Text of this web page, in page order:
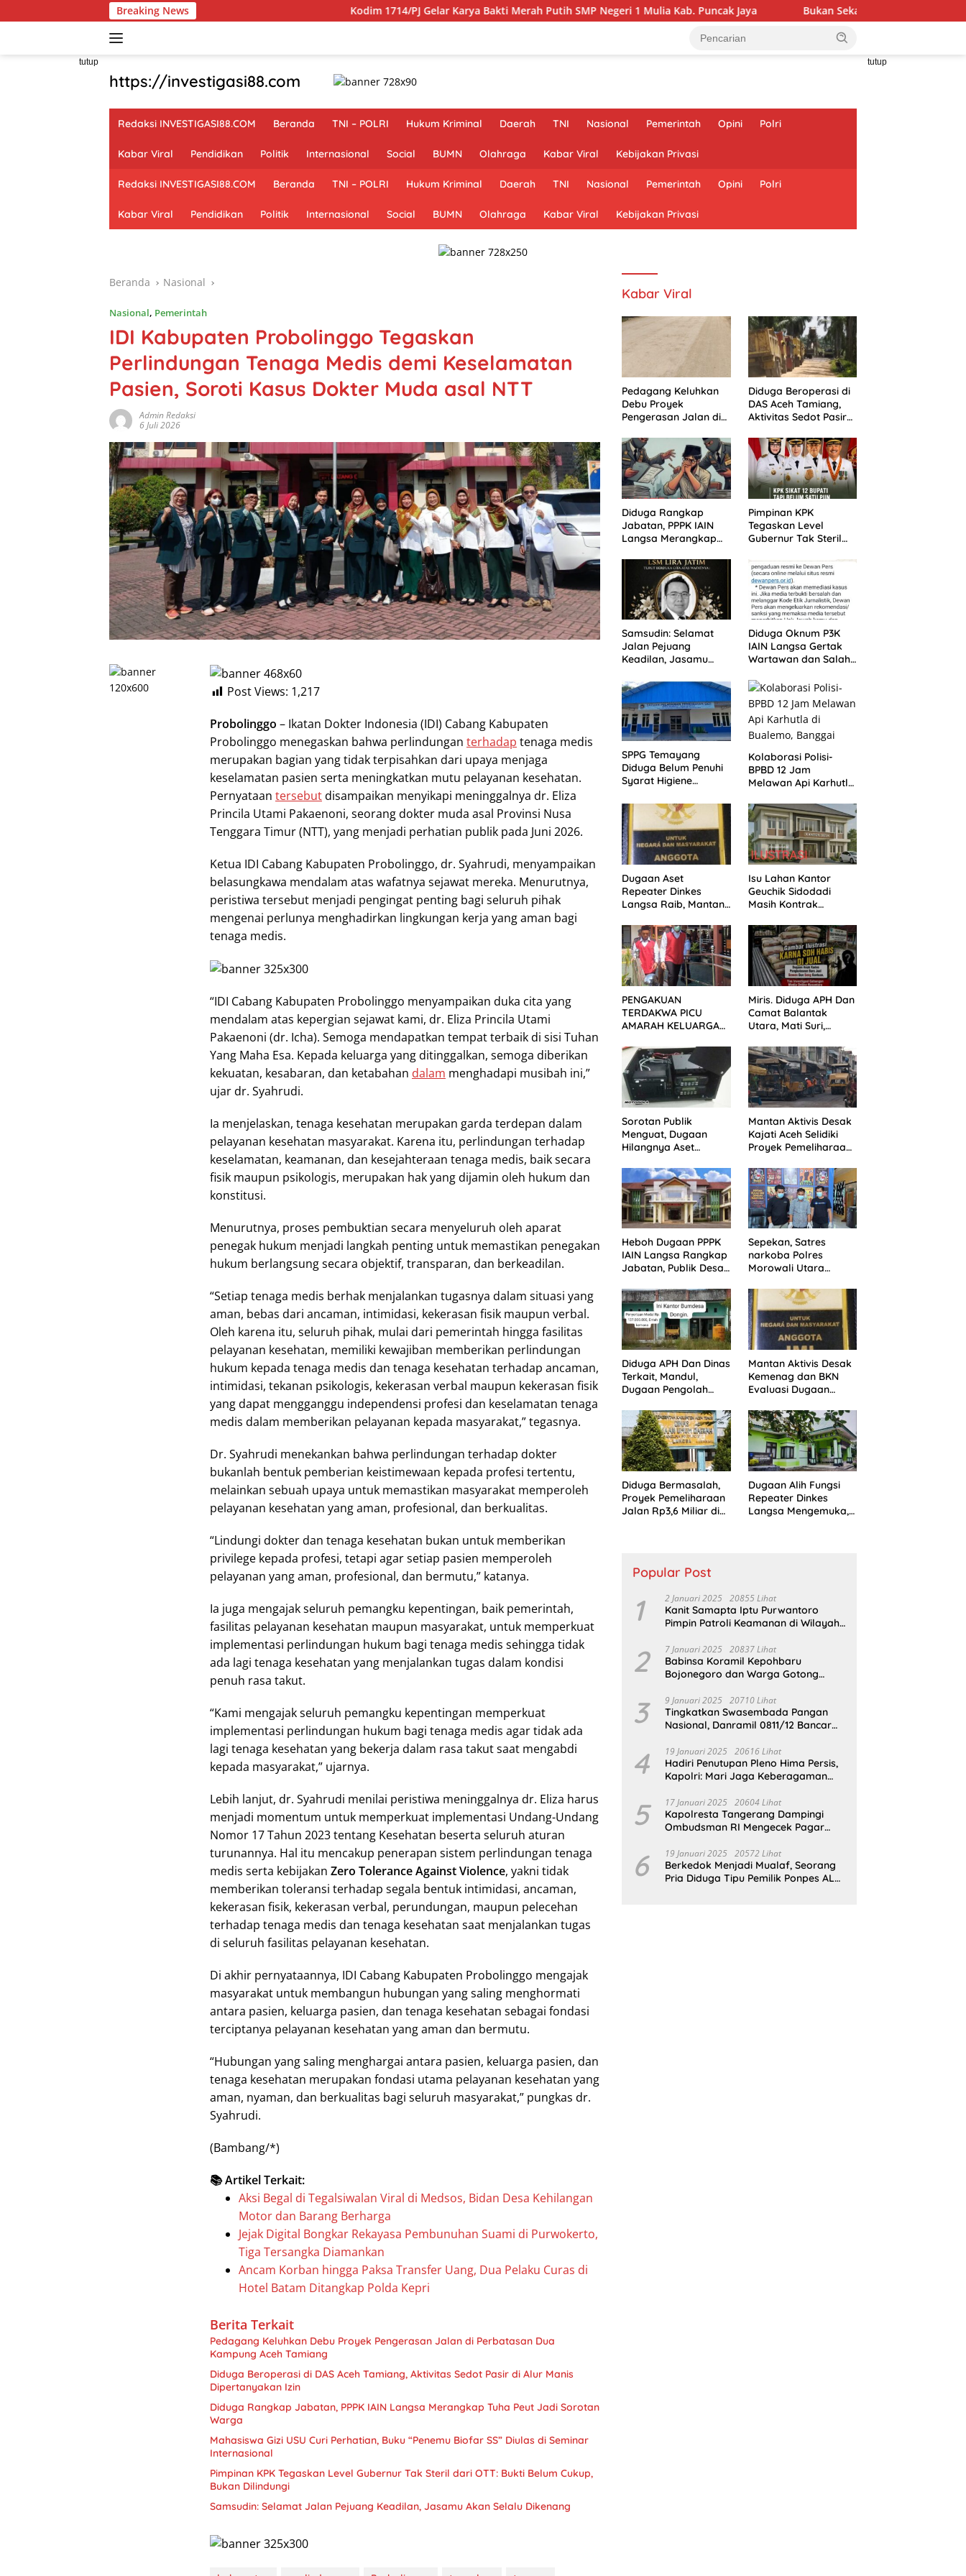
ke
Breaking News Kodim 1714/PJ Gelar Karya Bakti Merah Putih SMP Negeri 1 Mulia Kab. Puncak Jaya Bukan Sekadar Membangun Desa, Satgas TMMD
tutup tutup
https://investigasi88.com
Redaksi INVESTIGASI88.COM Beranda TNI – POLRI Hukum Kriminal Daerah TNI Nasional Pemerintah Opini Polri
Kabar Viral Pendidikan Politik Internasional Social BUMN Olahraga Kabar Viral Kebijakan Privasi
Redaksi INVESTIGASI88.COM Beranda TNI – POLRI Hukum Kriminal Daerah TNI Nasional Pemerintah Opini Polri
Kabar Viral Pendidikan Politik Internasional Social BUMN Olahraga Kabar Viral Kebijakan Privasi
Beranda Nasional
Nasional, Pemerintah
IDI Kabupaten Probolinggo Tegaskan
Perlindungan Tenaga Medis demi Keselamatan
Pasien, Soroti Kasus Dokter Muda asal NTT
Admin Redaksi
6 Juli 2026
Post Views: 1,217
Probolinggo – Ikatan Dokter Indonesia (IDI) Cabang Kabupaten
Probolinggo menegaskan bahwa perlindungan terhadap tenaga medis
merupakan bagian yang tidak terpisahkan dari upaya menjaga
keselamatan pasien serta meningkatkan mutu pelayanan kesehatan.
Pernyataan tersebutdisampaikan menyikapi meninggalnya dr. Eliza
Princila Utami Pakaenoni, seorang dokter muda asal Provinsi Nusa
Tenggara Timur (NTT), yang menjadi perhatian publik pada Juni 2026.
Ketua IDI Cabang Kabupaten Probolinggo, dr. Syahrudi, menyampaikan
belasungkawa mendalam atas wafatnya sejawat mereka. Menurutnya,
peristiwa tersebut menjadi pengingat penting bagi seluruh pihak
mengenai perlunya menghadirkan lingkungan kerja yang aman bagi
tenaga medis.
“IDI Cabang Kabupaten Probolinggo menyampaikan duka cita yang
mendalam atas kepergian sejawat kami, dr. Eliza Princila Utami
Pakaenoni (dr. Icha). Semoga mendapatkan tempat terbaik di sisi Tuhan
Yang Maha Esa. Kepada keluarga yang ditinggalkan, semoga diberikan
kekuatan, kesabaran, dan ketabahan dalam menghadapi musibah ini,”
ujar dr. Syahrudi.
Ia menjelaskan, tenaga kesehatan merupakan garda terdepan dalam
pelayanan kesehatan masyarakat. Karena itu, perlindungan terhadap
keselamatan, keamanan, dan kesejahteraan tenaga medis, baik secara
fisik maupun psikologis, merupakan hak yang dijamin oleh hukum dan
konstitusi.
Menurutnya, proses pembuktian secara menyeluruh oleh aparat
penegak hukum menjadi langkah penting untuk memastikan penegakan
hukum berlangsung secara objektif, transparan, dan berkeadilan.
“Setiap tenaga medis berhak menjalankan tugasnya dalam situasi yang
aman, bebas dari ancaman, intimidasi, kekerasan fisik maupun verbal.
Oleh karena itu, seluruh pihak, mulai dari pemerintah hingga fasilitas
pelayanan kesehatan, memiliki kewajiban memberikan perlindungan
hukum kepada tenaga medis dan tenaga kesehatan terhadap ancaman,
intimidasi, tekanan psikologis, kekerasan verbal maupun kekerasan fisik
yang dapat mengganggu independensi profesi dan keselamatan tenaga
medis dalam memberikan pelayanan kepada masyarakat,” tegasnya.
Dr. Syahrudi menekankan bahwa perlindungan terhadap dokter
bukanlah bentuk pemberian keistimewaan kepada profesi tertentu,
melainkan sebuah upaya untuk memastikan masyarakat memperoleh
pelayanan kesehatan yang aman, profesional, dan berkualitas.
“Lindungi dokter dan tenaga kesehatan bukan untuk memberikan
privilege kepada profesi, tetapi agar setiap pasien memperoleh
pelayanan yang aman, profesional, dan bermutu,” katanya.
Ia juga mengajak seluruh pemangku kepentingan, baik pemerintah,
fasilitas pelayanan kesehatan maupun masyarakat, untuk memperkuat
implementasi perlindungan hukum bagi tenaga medis sehingga tidak
ada lagi tenaga kesehatan yang menjalankan tugas dalam kondisi
penuh rasa takut.
“Kami mengajak seluruh pemangku kepentingan memperkuat
implementasi perlindungan hukum bagi tenaga medis agar tidak ada
lagi tenaga kesehatan yang bekerja dalam rasa takut saat mengabdi
kepada masyarakat,” ujarnya.
Lebih lanjut, dr. Syahrudi menilai peristiwa meninggalnya dr. Eliza harus
menjadi momentum untuk memperkuat implementasi Undang-Undang
Nomor 17 Tahun 2023 tentang Kesehatan beserta seluruh aturan
turunannya. Hal itu mencakup penerapan sistem perlindungan tenaga
medis serta kebijakan Zero Tolerance Against Violence, yakni tidak
memberikan toleransi terhadap segala bentuk intimidasi, ancaman,
kekerasan fisik, kekerasan verbal, perundungan, maupun pelecehan
terhadap tenaga medis dan tenaga kesehatan saat menjalankan tugas
di seluruh fasilitas pelayanan kesehatan.
Di akhir pernyataannya, IDI Cabang Kabupaten Probolinggo mengajak
masyarakat untuk membangun hubungan yang saling menghormati
antara pasien, keluarga pasien, dan tenaga kesehatan sebagai fondasi
terciptanya pelayanan kesehatan yang aman dan bermutu.
“Hubungan yang saling menghargai antara pasien, keluarga pasien, dan
tenaga kesehatan merupakan fondasi utama pelayanan kesehatan yang
aman, nyaman, dan berkualitas bagi seluruh masyarakat,” pungkas dr.
Syahrudi.
(Bambang/*)
📚 Artikel Terkait:
Aksi Begal di Tegalsiwalan Viral di Medsos, Bidan Desa Kehilangan
Motor dan Barang Berharga
Jejak Digital Bongkar Rekayasa Pembunuhan Suami di Purwokerto,
Tiga Tersangka Diamankan
Ancam Korban hingga Paksa Transfer Uang, Dua Pelaku Curas di
Hotel Batam Ditangkap Polda Kepri
Berita Terkait
Pedagang Keluhkan Debu Proyek Pengerasan Jalan di Perbatasan Dua
Kampung Aceh Tamiang
Diduga Beroperasi di DAS Aceh Tamiang, Aktivitas Sedot Pasir di Alur Manis
Dipertanyakan Izin
Diduga Rangkap Jabatan, PPPK IAIN Langsa Merangkap Tuha Peut Jadi Sorotan
Warga
Mahasiswa Gizi USU Curi Perhatian, Buku “Penemu Biofar SS” Diulas di Seminar
Internasional
Pimpinan KPK Tegaskan Level Gubernur Tak Steril dari OTT: Bukti Belum Cukup,
Bukan Dilindungi
Samsudin: Selamat Jalan Pejuang Keadilan, Jasamu Akan Selalu Dikenang
Kabar Viral
Pedagang Keluhkan
Debu Proyek
Pengerasan Jalan di
Kampung Aceh
Tamiang
Diduga Beroperasi di
DAS Aceh Tamiang,
Aktivitas Sedot Pasir
Dipertanyakan Izin
Diduga Rangkap
Jabatan, PPPK IAIN
Langsa Merangkap
Sorotan Warga
Pimpinan KPK
Tegaskan Level
Gubernur Tak Steril
Cukup, Bukan
Dilindungi
Samsudin: Selamat
Jalan Pejuang
Keadilan, Jasamu
Diduga Oknum P3K
IAIN Langsa Gertak
Wartawan dan Salah
Klarifikasi ke Media
SPPG Temayang
Diduga Belum Penuhi
Syarat Higiene
Publik
Kolaborasi Polisi-
BPBD 12 Jam
Melawan Api Karhutla
Dugaan Aset
Repeater Dinkes
Langsa Raib, Mantan
Penegak Hukum
Bergerak
Isu Lahan Kantor
Geuchik Sidodadi
Masih Kontrak
Penjelasan Perangkat
Desa
PENGAKUAN
TERDAKWA PICU
AMARAH KELUARGA
PECAH SETELAH
SIDANG TUNTUTAN
DITUNDA
Miris. Diduga APH Dan
Camat Balantak
Utara, Mati Suri,
Jual Bantuan Negara,
Belum Ada Tindakan
Tegas. ​
Sorotan Publik
Menguat, Dugaan
Hilangnya Aset
Langsa Belum
Terjawab
Mantan Aktivis Desak
Kajati Aceh Selidiki
Proyek Pemeliharaan
Langsa
Heboh Dugaan PPPK
IAIN Langsa Rangkap
Jabatan, Publik Desak
ASN
Sepekan, Satres
narkoba Polres
Morowali Utara
Shabu dan amankan
4 orang pelaku
Diduga APH Dan Dinas
Terkait, Mandul,
Dugaan Pengolah
Langgar Aturan,
Abaikan Program
Pemerintah.
Mantan Aktivis Desak
Kemenag dan BKN
Evaluasi Dugaan
PPPK di IAIN Langsa
Diduga Bermasalah,
Proyek Pemeliharaan
Jalan Rp3,6 Miliar di
Dugaan Alih Fungsi
Repeater Dinkes
Langsa Mengemuka,
Popular Post
1 2 Januari 2025 20855 Lihat
Kanit Samapta Iptu Purwantoro
Pimpin Patroli Keamanan di Wilayah
2 7 Januari 2025 20837 Lihat
Babinsa Koramil Kepohbaru
Bojonegoro dan Warga Gotong
Gedung SDN Pejok
3 9 Januari 2025 20710 Lihat
Tingkatkan Swasembada Pangan
Nasional, Danramil 0811/12 Bancar
Petani Tanam Padi Di Desa Pugoh
4 19 Januari 2025 20616 Lihat
Hadiri Penutupan Pleno Hima Persis,
Kapolri: Mari Jaga Keberagaman
2045
5 17 Januari 2025 20604 Lihat
Kapolresta Tangerang Dampingi
Ombudsman RI Mengecek Pagar
6 19 Januari 2025 20572 Lihat
Berkedok Menjadi Mualaf, Seorang
Pria Diduga Tipu Pemilik Ponpes AL